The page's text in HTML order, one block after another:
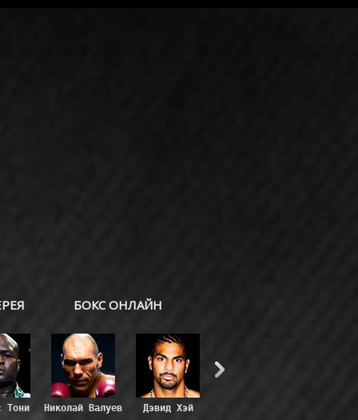
БОКС ОНЛАЙН
Тони Николай Валуев Дэвид Хэй